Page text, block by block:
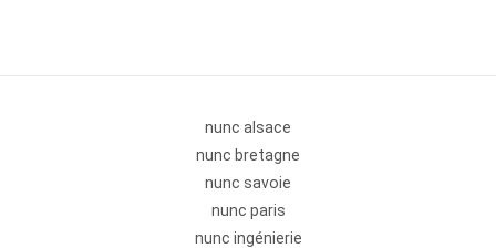
nunc alsace
nunc bretagne
nunc savoie
nunc paris
nunc ingénierie